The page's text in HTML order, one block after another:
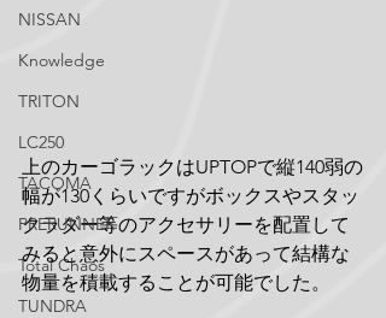
NISSAN
Knowledge
TRITON
LC250
TACOMA
PRERUNNER
Total Chaos
TUNDRA
上のカーゴラックはUPTOPで縦140弱の
幅が130くらいですがボックスやスタッ
クラダー等のアクセサリーを配置して
みると意外にスペースがあって結構な
物量を積載することが可能でした。